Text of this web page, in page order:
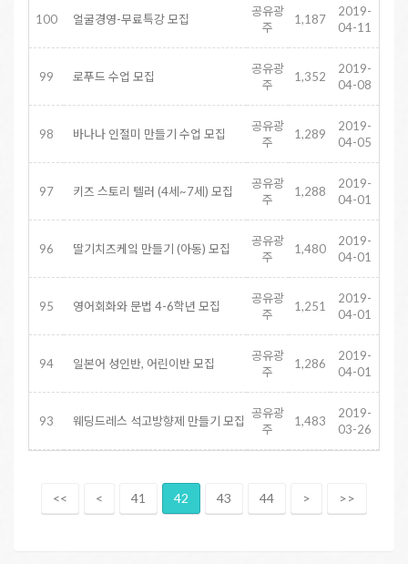
100 얼굴경영-무료특강 모집
공유광
주
1,187
2019-
04-11
99 로푸드 수업 모집
공유광
주
1,352
2019-
04-08
98 바나나 인절미 만들기 수업 모집
공유광
주
1,289
2019-
04-05
97 키즈 스토리 텔러 (4세~7세) 모집
공유광
주
1,288
2019-
04-01
96 딸기치즈케잌 만들기 (아동) 모집
공유광
주
1,480
2019-
04-01
95 영어회화와 문법 4-6학년 모집
공유광
주
1,251
2019-
04-01
94 일본어 성인반, 어린이반 모집
공유광
주
1,286
2019-
04-01
93 웨딩드레스 석고방향제 만들기 모집
공유광
주
1,483
2019-
03-26
<< < 41 42 43 44 > >>